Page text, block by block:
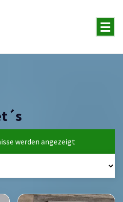
werden angezeigt